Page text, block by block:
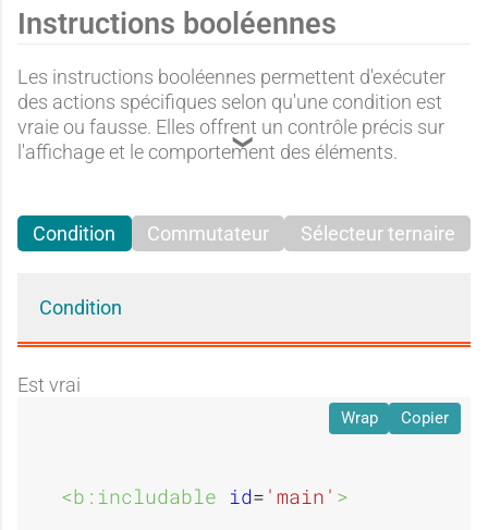
Instructions booléennes
Les instructions booléennes permettent d'exécuter
des actions spécifiques selon qu'une condition est
vraie ou fausse. Elles offrent un contrôle précis sur
l'affichage et le comportement des éléments.
Condition Commutateur Sélecteur ternaire
Condition
Est vrai
<b:includable id= 'main' >
Wrap Copier